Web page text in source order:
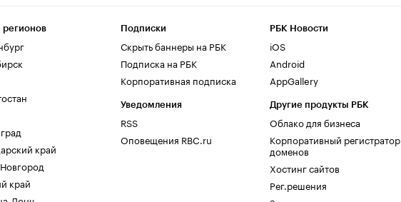
регионов
край
край
Подписки
Скрыть баннеры на РБК
Подписка на РБК
Корпоративная подписка
Уведомления
RSS
Оповещения RBC.ru
РБК Новости
iOS
Android
AppGallery
Другие продукты РБК
Облако для бизнеса
Корпоративный регистратор
доменов
Хостинг сайтов
Рег.решения